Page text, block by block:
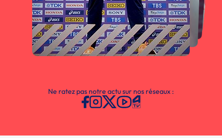
Ne ratez pas notre actu sur nos réseaux :